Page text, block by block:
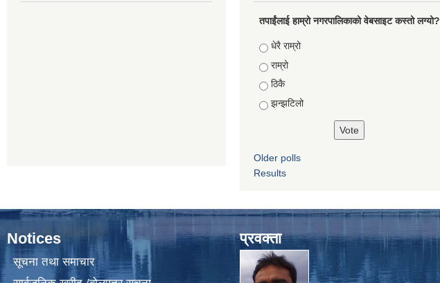
तपाईंलाई हाम्रो नगरपालिकाको वेबसाइट कस्तो लग्यो?
Choices
धेरै राम्रो
राम्रो
ठिकै
झन्झटिलो
Older polls
Results
Notices
सूचना तथा समाचार
प्रवक्ता